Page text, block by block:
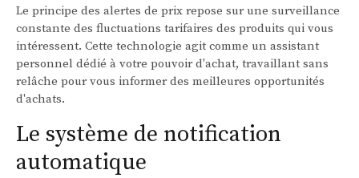
Le principe des alertes de prix repose sur une surveillance
constante des fluctuations tarifaires des produits qui vous
intéressent. Cette technologie agit comme un assistant
personnel dédié à votre pouvoir d'achat, travaillant sans
relâche pour vous informer des meilleures opportunités
d'achats.
Le système de notification
automatique